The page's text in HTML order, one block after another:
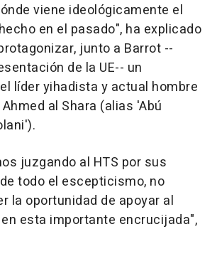
viene ideológicamente el
en el pasado", ha explicado
junto a Barrot --
de la UE-- un
líder yihadista y actual hombre
al Shara (alias 'Abú
juzgando al HTS por sus
todo el escepticismo, no
la oportunidad de apoyar al
esta importante encrucijada",